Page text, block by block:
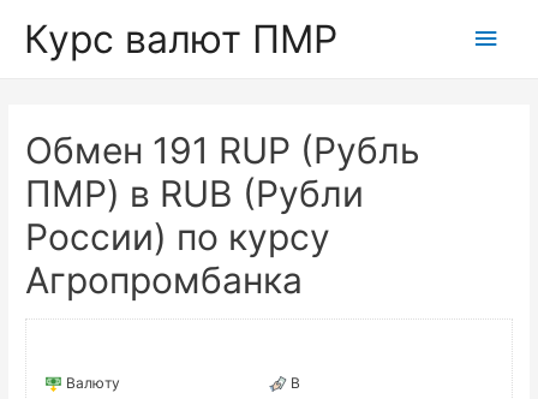
Курс валют ПМР
Обмен 191 RUP (Рубль
ПМР) в RUB (Рубли
России) по курсу
Агропромбанка
Валюту В